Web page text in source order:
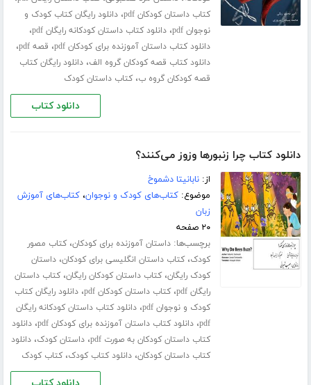
کتاب داستان کودکان pdf ،دانلود رایگان کتاب کودک و
نوجوان pdf
،دانلود کتاب داستان کودکانه رایگان pdf ،
دانلود کتاب داستان آموزنده برای کودکان pdf ، قصه pdf ،
دانلود کتاب قصه کودکان گروه الف،دانلود رایگان کتاب
قصه کودکان گروه ب،کتاب داستان کودک
دانلود کتاب
دانلود کتاب چرا زنبورها وزوز می‌کنند؟
از:نابانیتا دشموخ
موضوع:کتاب‌های کودک و نوجوان،کتاب‌های آموزش
زبان
۲۰ صفحه
برچسب‌ها:داستان آموزنده برای کودکان،کتاب مصور
کودک،کتاب داستان انگلیسی برای کودکان،داستان
کودک رایگان،کتاب داستان کودکان رایگان،کتاب داستان
رایگان pdf
،کتاب داستان کودکان pdf ،دانلود رایگان کتاب
کودک و نوجوان pdf
،دانلود کتاب داستان کودکانه رایگان
pdf،دانلود کتاب داستان آموزنده برای کودکان pdf ،دانلود
کتاب داستان کودکان به صورت pdf
،داستان کودک،دانلود
کتاب داستان کودکان،دانلود کتاب کودک،کتاب کودک